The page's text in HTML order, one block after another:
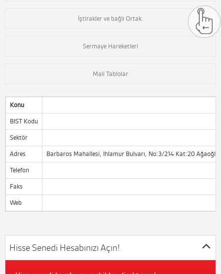
İştirakler ve bağlı Ortak.
Sermaye Hareketleri
Mali Tablolar
Konu
BIST Kodu
Sektör
Adres Barbaros Mahallesi, Ihlamur Bulvarı, No:3/214 Kat:20
Telefon
Faks
Web
Hisse Senedi Hesabınızı Açın!